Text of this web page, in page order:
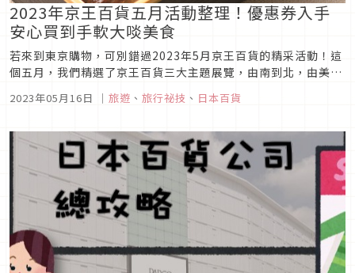
2023年京王百貨五月活動整理！優惠券入手
安心買到手軟大啖美食
若來到東京購物，可別錯過2023年5月京王百貨的精采活動！這
個五月，我們精選了京王百貨三大主題展覽，由南到北，由美食
重・和歌山・愛知特產和觀光展」的豐富內容；當然還有台灣人
2023年05月16日 ｜ 旅遊 、 旅行祕技 、 日本百貨